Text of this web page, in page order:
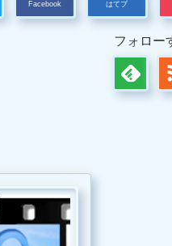
Facebook はてブ
フォロー